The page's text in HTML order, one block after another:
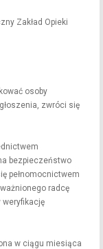
Zakład Opieki
osoby
zwróci się
bezpieczeństwo
pełnomocnictwem
radcę
weryfikację
w ciągu miesiąca